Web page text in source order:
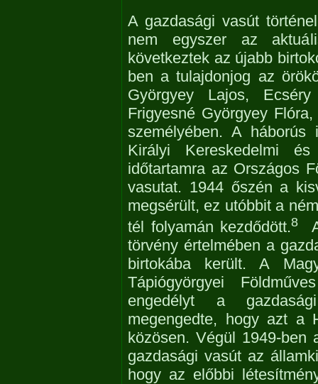
A gazdasági vasút
nem egyszer az
következtek az újabb
ben a tulajdonjog az
Györgyey Lajos,
Frigyesné Györgyey
személyében. A
Királyi Kereskedelmi
időtartamra az Országos
vasutat. 1944 őszén a
megsérült, ez utóbbit a
tél folyamán kezdődött.8
törvény értelmében a
birtokába került. A
Tápiógyörgyei
engedélyt a
megengedte, hogy azt a
közösen. Végül 1949-ben
gazdasági vasút az
hogy az előbbi